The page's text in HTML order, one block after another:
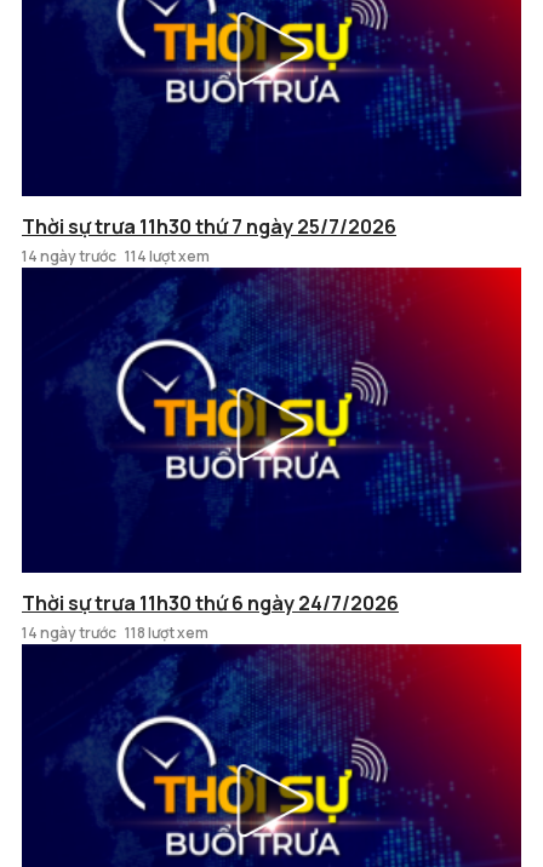
Thời sự trưa 11h30 thứ 7 ngày 25/7/2026
14 ngày trước 114 lượt xem
Thời sự trưa 11h30 thứ 6 ngày 24/7/2026
14 ngày trước 118 lượt xem